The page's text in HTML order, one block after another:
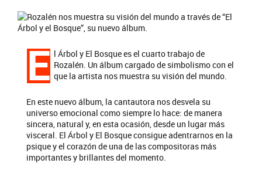
E l Árbol y El Bosque es el cuarto trabajo de
Rozalén. Un álbum cargado de simbolismo con el
que la artista nos muestra su visión del mundo.
En este nuevo álbum, la cantautora nos desvela su
universo emocional como siempre lo hace: de manera
sincera, natural y, en esta ocasión, desde un lugar más
visceral. El Árbol y El Bosque consigue adentrarnos en la
psique y el corazón de una de las compositoras más
importantes y brillantes del momento.